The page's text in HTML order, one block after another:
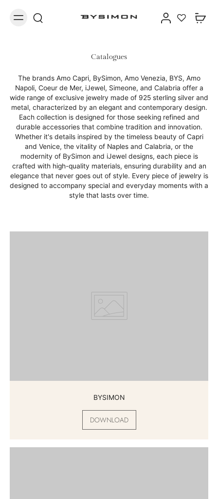
Catalogues
The brands Amo Capri, BySimon, Amo Venezia, BYS, Amo
Napoli, Coeur de Mer, iJewel, Simeone, and Calabria offer a
wide range of exclusive jewelry made of 925 sterling silver and
metal, characterized by an elegant and contemporary design.
Each collection is designed for those seeking refined and
durable accessories that combine tradition and innovation.
Whether it's details inspired by the timeless beauty of Capri
and Venice, the vitality of Naples and Calabria, or the
modernity of BySimon and iJewel designs, each piece is
crafted with high-quality materials, ensuring durability and an
elegance that never goes out of style. Every piece of jewelry is
designed to accompany special and everyday moments with a
style that lasts over time.
BYSIMON
DOWNLOAD